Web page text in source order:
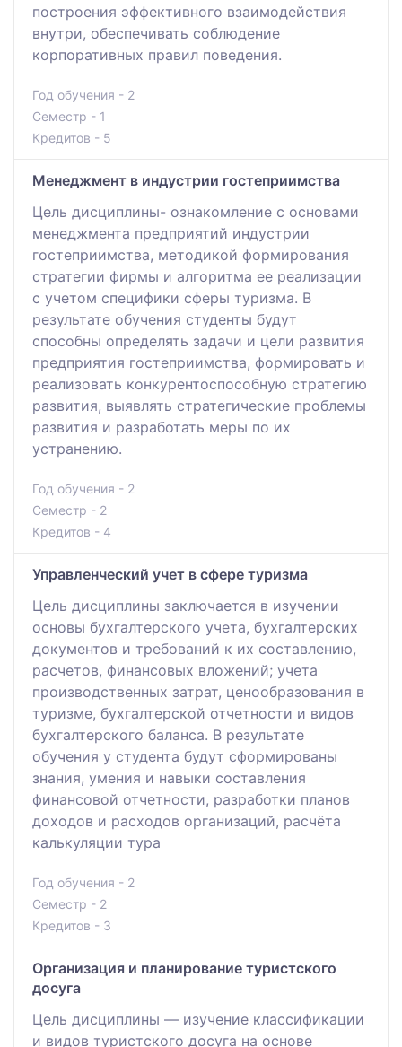
построения эффективного взаимодействия
внутри, обеспечивать соблюдение
корпоративных правил поведения.
Год обучения - 2
Семестр - 1
Кредитов - 5
Менеджмент в индустрии гостеприимства
Цель дисциплины- ознакомление с основами
менеджмента предприятий индустрии
гостеприимства, методикой формирования
стратегии фирмы и алгоритма ее реализации
с учетом специфики сферы туризма. В
результате обучения студенты будут
способны определять задачи и цели развития
предприятия гостеприимства, формировать и
реализовать конкурентоспособную стратегию
развития, выявлять стратегические проблемы
развития и разработать меры по их
устранению.
Год обучения - 2
Семестр - 2
Кредитов - 4
Управленческий учет в сфере туризма
Цель дисциплины заключается в изучении
основы бухгалтерского учета, бухгалтерских
документов и требований к их составлению,
расчетов, финансовых вложений; учета
производственных затрат, ценообразования в
туризме, бухгалтерской отчетности и видов
бухгалтерского баланса. В результате
обучения у студента будут сформированы
знания, умения и навыки составления
финансовой отчетности, разработки планов
доходов и расходов организаций, расчёта
калькуляции тура
Год обучения - 2
Семестр - 2
Кредитов - 3
Организация и планирование туристского
досуга
Цель дисциплины — изучение классификации
и видов туристского досуга на основе